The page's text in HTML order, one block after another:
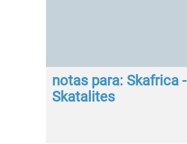
notas para: Skafrica -
Skatalites